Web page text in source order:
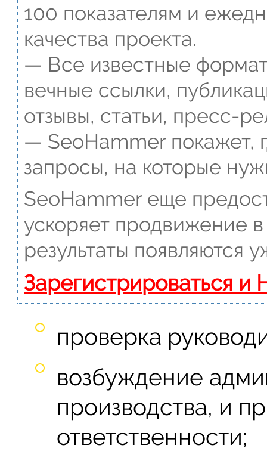
100 показателям и
качества проекта.
— Все известные
вечные ссылки,
отзывы, статьи, пресс-
— SeoHammer покажет,
запросы, на которые
SeoHammer еще
ускоряет продвижение
результаты появляются
Зарегистрироваться и
проверка
возбуждение
производства, и
ответственности;